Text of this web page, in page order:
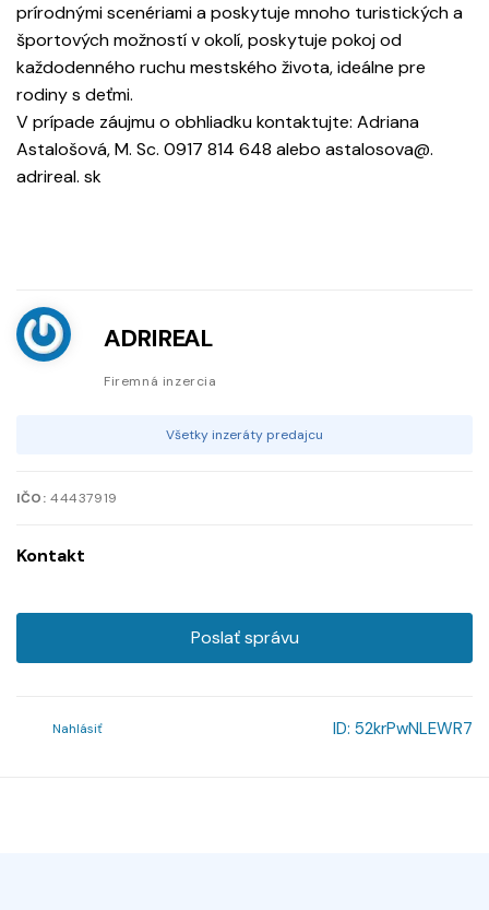
prírodnými scenériami a poskytuje mnoho turistických a
športových možností v okolí, poskytuje pokoj od
každodenného ruchu mestského života, ideálne pre
rodiny s deťmi.
V prípade záujmu o obhliadku kontaktujte: Adriana
Astalošová, M. Sc. 0917 814 648 alebo astalosova@.
adrireal. sk
ADRIREAL
Firemná inzercia
Všetky inzeráty predajcu
IČO: 44437919
Kontakt
Poslať správu
Nahlásiť ID: 52krPwNLEWR7